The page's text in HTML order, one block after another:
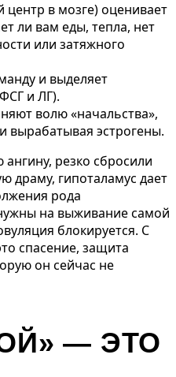
в мозге) оценивает
ли вам еды, тепла, нет
или затяжного
и выделяет
и ЛГ).
волю «начальства»,
вырабатывая эстрогены.
резко сбросили
драму, гипоталамус дает
рода
на выживание самой
блокируется. С
спасение, защита
он сейчас не
— ЭТО